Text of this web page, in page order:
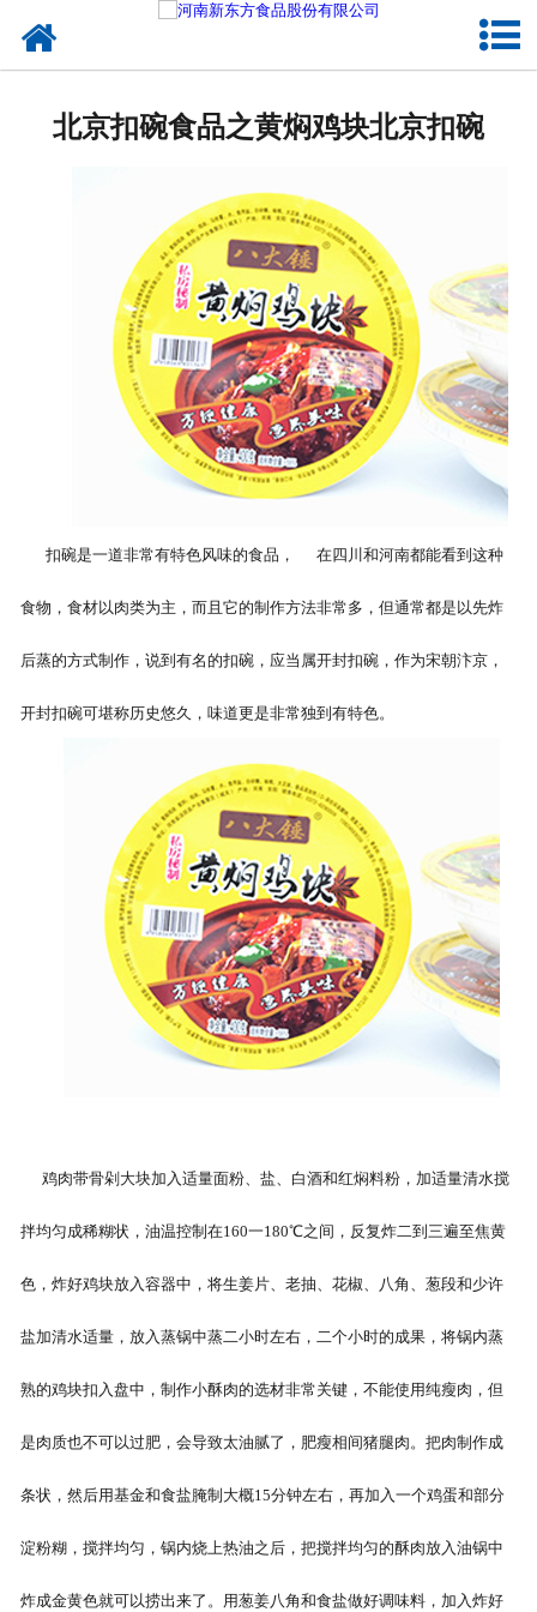
新闻资讯
关于新东方
加入新东方
联系我们
北京扣碗食品之黄焖鸡块北京扣碗
扣碗是一道非常有特色风味的食品， 在四川和河南都能看到这种
食物，食材以肉类为主，而且它的制作方法非常多，但通常都是以先炸
后蒸的方式制作，说到有名的扣碗，应当属开封扣碗，作为宋朝汴京，
开封扣碗可堪称历史悠久，味道更是非常独到有特色。
鸡肉带骨剁大块加入适量面粉、盐、白酒和红焖料粉，加适量清水搅
拌均匀成稀糊状，油温控制在160一180℃之间，反复炸二到三遍至焦黄
色，炸好鸡块放入容器中，将生姜片、老抽、花椒、八角、葱段和少许
盐加清水适量，放入蒸锅中蒸二小时左右，二个小时的成果，将锅内蒸
熟的鸡块扣入盘中，制作小酥肉的选材非常关键，不能使用纯瘦肉，但
是肉质也不可以过肥，会导致太油腻了，肥瘦相间猪腿肉。把肉制作成
条状，然后用基金和食盐腌制大概15分钟左右，再加入一个鸡蛋和部分
淀粉糊，搅拌均匀，锅内烧上热油之后，把搅拌均匀的酥肉放入油锅中
炸成金黄色就可以捞出来了。用葱姜八角和食盐做好调味料，加入炸好